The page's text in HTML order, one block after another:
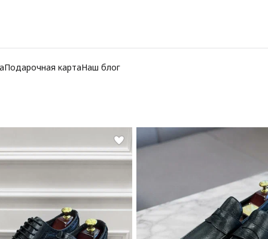
Подарочная картаНаш блог